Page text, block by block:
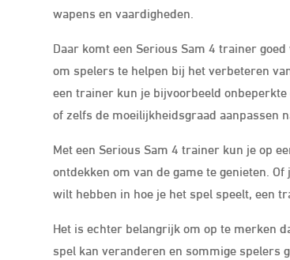
wapens en vaardigheden.
Daar komt een Serious Sam 4 trainer
om spelers te helpen bij het verbeteren
een trainer kun je bijvoorbeeld
of zelfs de moeilijkheidsgraad aanpassen
Met een Serious Sam 4 trainer kun je op
ontdekken om van de game te genieten.
wilt hebben in hoe je het spel speelt, een
Het is echter belangrijk om op te merken
spel kan veranderen en sommige spelers